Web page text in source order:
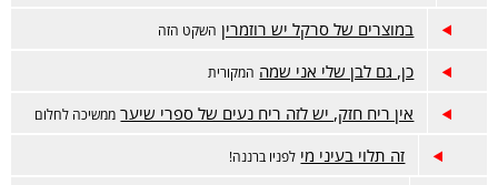
במוצרים של סרקל יש רוזמרין השקט הזה
כן, גם לבן שלי אני שמה המקורית
אין ריח חזק, יש לזה ריח נעים של ספרי שיער ממשיכה לחלום
זה תלוי בעיני מי לפניו ברננה!